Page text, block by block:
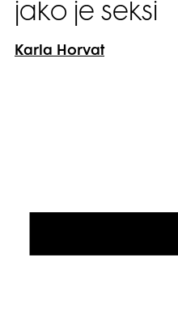
jako je seksi
Karla Horvat